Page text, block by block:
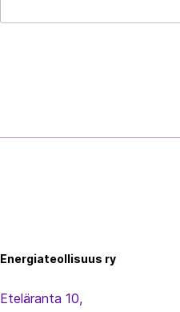
Energiateollisuus ry
Eteläranta 10,